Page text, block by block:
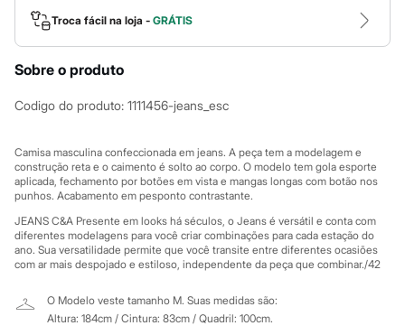
Bolsas
Bonés e Chapéus
Bijoux
Cintos
Relógios
Calçados
Chinelos
Rasteirinhas
Sandálias
Sapatilhas
Tênis
Marcas
City
Clock House
Sawary
Yessica
Troca fácil na loja - GRÁTIS
Sobre o produto
Codigo do produto: 1111456-jeans_esc
Camisa masculina confeccionada em jeans. A peça tem a modelagem e
construção reta e o caimento é solto ao corpo. O modelo tem gola esporte
aplicada, fechamento por botões em vista e mangas longas com botão nos
punhos. Acabamento em pesponto contrastante.
JEANS C&A Presente em looks há séculos, o Jeans é versátil e conta com
diferentes modelagens para você criar combinações para cada estação do
ano. Sua versatilidade permite que você transite entre diferentes ocasiões
com ar mais despojado e estiloso, independente da peça que combinar./42
O Modelo veste tamanho M. Suas medidas são:
Altura: 184cm / Cintura: 83cm / Quadril: 100cm.